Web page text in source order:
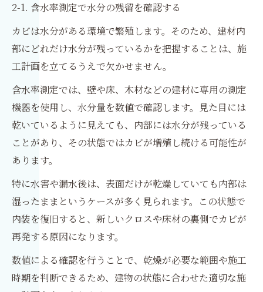
2-1. 含水率測定で水分の残留を確認する
カビは水分がある環境で繁殖します。そのため、建材内
部にどれだけ水分が残っているかを把握することは、施
工計画を立てるうえで欠かせません。
含水率測定では、壁や床、木材などの建材に専用の測定
機器を使用し、水分量を数値で確認します。見た目には
乾いているように見えても、内部には水分が残っている
ことがあり、その状態ではカビが増殖し続ける可能性が
あります。
特に水害や漏水後は、表面だけが乾燥していても内部は
湿ったままというケースが多く見られます。この状態で
内装を復旧すると、新しいクロスや床材の裏側でカビが
再発する原因になります。
数値による確認を行うことで、乾燥が必要な範囲や施工
時期を判断できるため、建物の状態に合わせた適切な施